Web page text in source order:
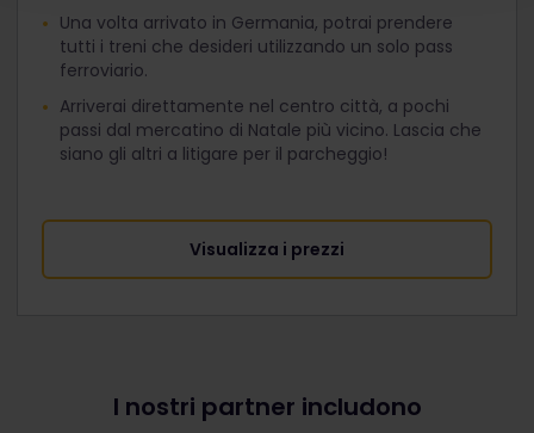
Una volta arrivato in Germania, potrai prendere
tutti i treni che desideri utilizzando un solo pass
ferroviario.
Arriverai direttamente nel centro città, a pochi
passi dal mercatino di Natale più vicino. Lascia che
siano gli altri a litigare per il parcheggio!
Visualizza i prezzi
I nostri partner includono